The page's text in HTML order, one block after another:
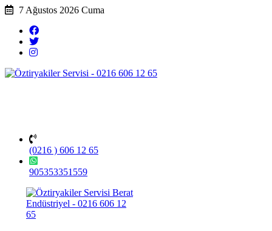
7 Ağustos 2026 Cuma
(0216 ) 606 12 65
905353351559